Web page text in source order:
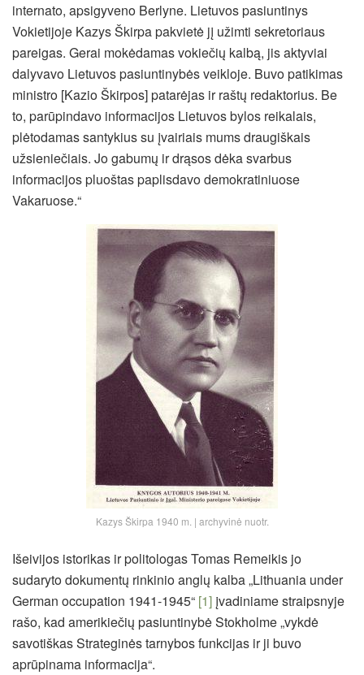
internato, apsigyveno Berlyne. Lietuvos pasiuntinys
Vokietijoje Kazys Škirpa pakvietė jį užimti sekretoriaus
pareigas. Gerai mokėdamas vokiečių kalbą, jis aktyviai
dalyvavo Lietuvos pasiuntinybės veikloje. Buvo patikimas
ministro [Kazio Škirpos] patarėjas ir raštų redaktorius. Be
to, parūpindavo informacijos Lietuvos bylos reikalais,
plėtodamas santykius su įvairiais mums draugiškais
užsieniečiais. Jo gabumų ir drąsos dėka svarbus
informacijos pluoštas paplisdavo demokratiniuose
Vakaruose.“
Kazys Škirpa 1940 m. | archyvinė nuotr.
Išeivijos istorikas ir politologas Tomas Remeikis jo
sudaryto dokumentų rinkinio anglų kalba „Lithuania under
German occupation 1941-1945“ [1] įvadiniame straipsnyje
rašo, kad amerikiečių pasiuntinybė Stokholme „vykdė
savotiškas Strateginės tarnybos funkcijas ir ji buvo
aprūpinama informacija“.